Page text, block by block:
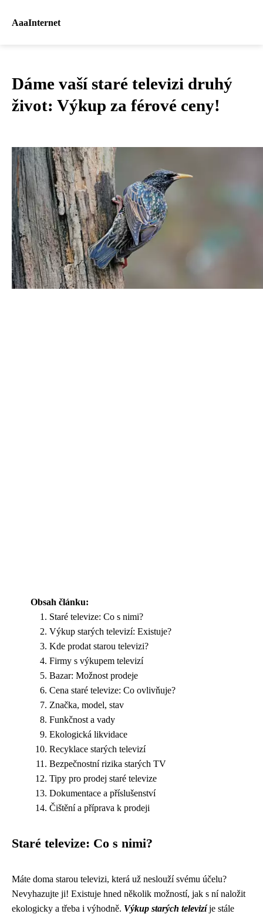
AaaInternet
Dáme vaší staré televizi druhý
život: Výkup za férové ceny!
Obsah článku:
Staré televize: Co s nimi?
Výkup starých televizí: Existuje?
Kde prodat starou televizi?
Firmy s výkupem televizí
Bazar: Možnost prodeje
Cena staré televize: Co ovlivňuje?
Značka, model, stav
Funkčnost a vady
Ekologická likvidace
Recyklace starých televizí
Bezpečnostní rizika starých TV
Tipy pro prodej staré televize
Dokumentace a příslušenství
Čištění a příprava k prodeji
Staré televize: Co s nimi?
Máte doma starou televizi, která už neslouží svému účelu?
Nevyhazujte ji! Existuje hned několik možností, jak s ní naložit
ekologicky a třeba i výhodně. Výkup starých televizíje stále